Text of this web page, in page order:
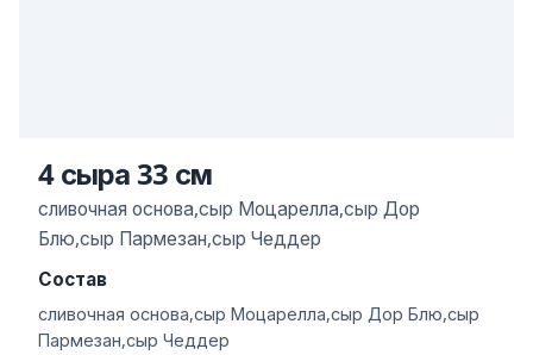
4 сыра 33 см
сливочная основа,сыр Моцарелла,сыр Дор
Блю,сыр Пармезан,сыр Чеддер
Состав
сливочная основа,сыр Моцарелла,сыр Дор Блю,сыр
Пармезан,сыр Чеддер